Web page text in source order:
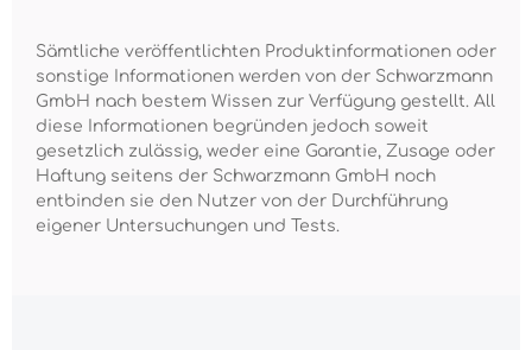
Sämtliche veröffentlichten Produktinformationen oder
sonstige Informationen werden von der Schwarzmann
GmbH nach bestem Wissen zur Verfügung gestellt. All
diese Informationen begründen jedoch soweit
gesetzlich zulässig, weder eine Garantie, Zusage oder
Haftung seitens der Schwarzmann GmbH noch
entbinden sie den Nutzer von der Durchführung
eigener Untersuchungen und Tests.